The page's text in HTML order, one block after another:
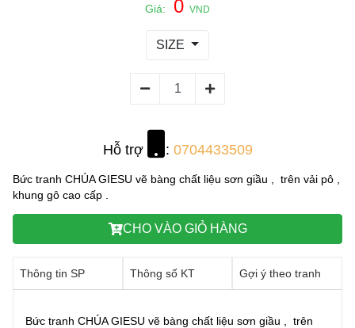
Giá: 0 VND
SIZE
Hỗ trợ : 0704433509
Bức tranh CHÚA GIESU vẽ bàng chất liệu sơn giầu , trên vải pô ,
khung gô cao cấp .
CHO VÀO GIỎ HÀNG
Thông tin SP Thông số KT Gợi ý theo tranh
Bức tranh CHÚA GIESU vẽ bàng chất liệu sơn giầu , trên